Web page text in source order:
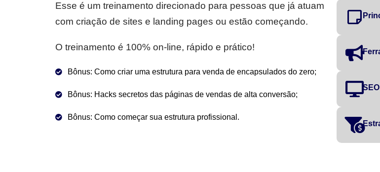
Esse é um treinamento direcionado para pessoas que já atuam
com criação de sites e landing pages ou estão começando.
O treinamento é 100% on-line, rápido e prático!
Bônus: Como criar uma estrutura para venda de encapsulados do zero;
Bônus: Hacks secretos das páginas de vendas de alta conversão;
Bônus: Como começar sua estrutura profissional.